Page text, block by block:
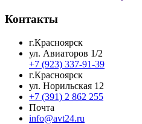
Контакты
г.Красноярск
ул. Авиаторов 1/2
+7 (923) 337-91-39
г.Красноярск
ул. Норильская 12
+7 (391) 2 862 255
Почта
info@avt24.ru